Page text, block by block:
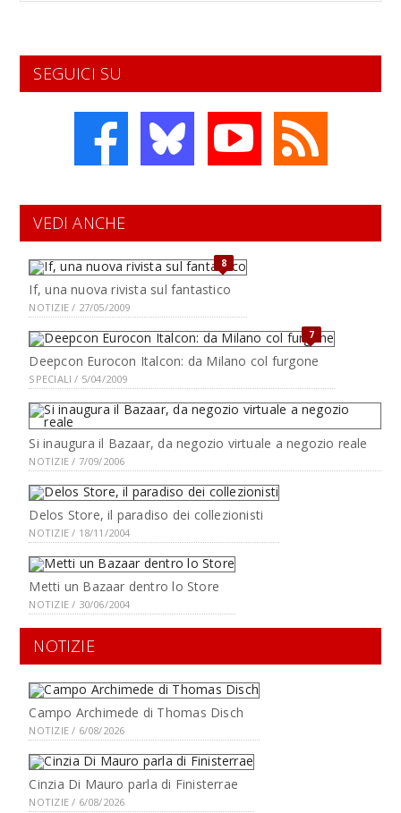
SEGUICI SU
VEDI ANCHE
8
If, una nuova rivista sul fantastico
NOTIZIE / 27/05/2009
7
Deepcon Eurocon Italcon: da Milano col furgone
SPECIALI / 5/04/2009
Si inaugura il Bazaar, da negozio virtuale a negozio reale
NOTIZIE / 7/09/2006
Delos Store, il paradiso dei collezionisti
NOTIZIE / 18/11/2004
Metti un Bazaar dentro lo Store
NOTIZIE / 30/06/2004
NOTIZIE
Campo Archimede di Thomas Disch
NOTIZIE / 6/08/2026
Cinzia Di Mauro parla di Finisterrae
NOTIZIE / 6/08/2026